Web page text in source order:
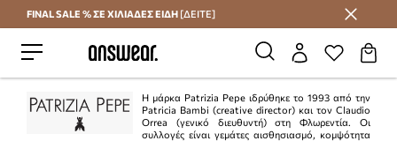
Εξοικονομήστε με το Answear Club
FINAL SALE % ΣΕ ΧΙΛΙΑΔΕΣ ΕΙΔΗ [ΔΕΙΤΕ]
Η μάρκα Patrizia Pepe ιδρύθηκε το 1993 από την
Patricia Bambi (creative director) και τον Claudio
Orrea (γενικό διευθυντή) στη Φλωρεντία. Οι
συλλογές είναι γεμάτες αισθησιασμό, κομψότητα